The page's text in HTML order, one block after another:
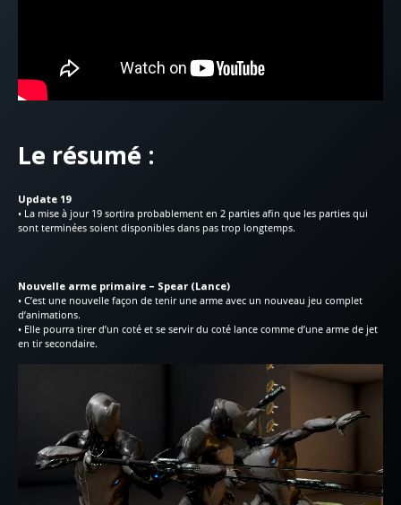
Le résumé :
Update 19
• La mise à jour 19 sortira probablement en 2 parties afin que les parties qui
sont terminées soient disponibles dans pas trop longtemps.
Nouvelle arme primaire – Spear (Lance)
• C’est une nouvelle façon de tenir une arme avec un nouveau jeu complet
d’animations.
• Elle pourra tirer d’un coté et se servir du coté lance comme d’une arme de jet
en tir secondaire.